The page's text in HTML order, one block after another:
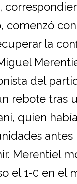
comenzó
la
del
rebote tras
quien
antes
Merentiel
el 1-0 en el